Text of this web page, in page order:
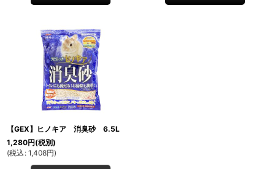
【GEX】ヒノキア 消臭砂 6.5L
1,280円(税別)
(税込 : 1,408円)